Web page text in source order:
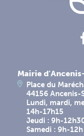
Mairie
Place du
44156 Ancenis-
Lundi, mardi,
14h-17h15
Jeudi : 9h-
Samedi : 9h-12h